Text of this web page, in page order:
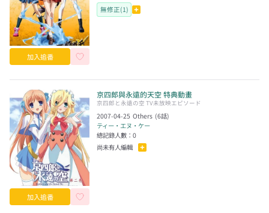
加入追番
無修正(1)
加入追番
京四郎與永遠的天空 特典動畫
京四郎と永遠の空 TV未放映エピソード
2007-04-25 Others (6話)
ティー・エヌ・ケー
總記錄人數：0
尚未有人編輯